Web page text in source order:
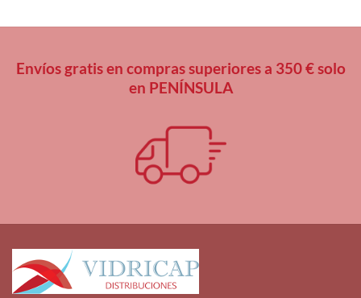
Envíos gratis en compras superiores a 350 € solo
en PENÍNSULA